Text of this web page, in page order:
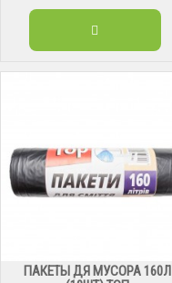
ПАКЕТЫ ДЯ МУСОРА 160Л